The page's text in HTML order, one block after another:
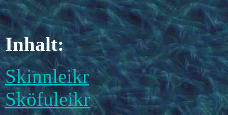
Inhalt:
Skinnleikr
Sköfuleikr